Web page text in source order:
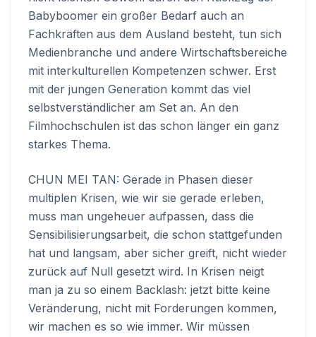
Babyboomer ein großer Bedarf auch an
Fachkräften aus dem Ausland besteht, tun sich
Medienbranche und andere Wirtschaftsbereiche
mit interkulturellen Kompetenzen schwer. Erst
mit der jungen Generation kommt das viel
selbstverständlicher am Set an. An den
Filmhochschulen ist das schon länger ein ganz
starkes Thema.
CHUN MEI TAN: Gerade in Phasen dieser
multiplen Krisen, wie wir sie gerade erleben,
muss man ungeheuer aufpassen, dass die
Sensibilisierungsarbeit, die schon stattgefunden
hat und langsam, aber sicher greift, nicht wieder
zurück auf Null gesetzt wird. In Krisen neigt
man ja zu so einem Backlash: jetzt bitte keine
Veränderung, nicht mit Forderungen kommen,
wir machen es so wie immer. Wir müssen